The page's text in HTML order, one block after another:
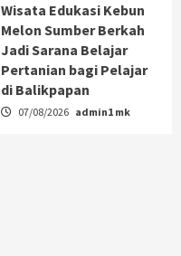
Wisata Edukasi Kebun
Melon Sumber Berkah
Jadi Sarana Belajar
Pertanian bagi Pelajar
di Balikpapan
07/08/2026 admin1 mk